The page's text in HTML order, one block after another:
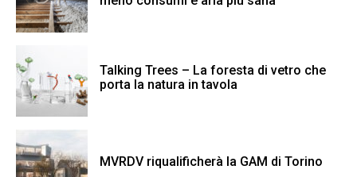
Talking Trees – La foresta di vetro che
porta la natura in tavola
MVRDV riqualificherà la GAM di Torino